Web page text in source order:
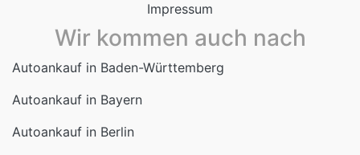
Impressum
Wir kommen auch nach
Autoankauf in Baden-Württemberg
Autoankauf in Bayern
Autoankauf in Berlin